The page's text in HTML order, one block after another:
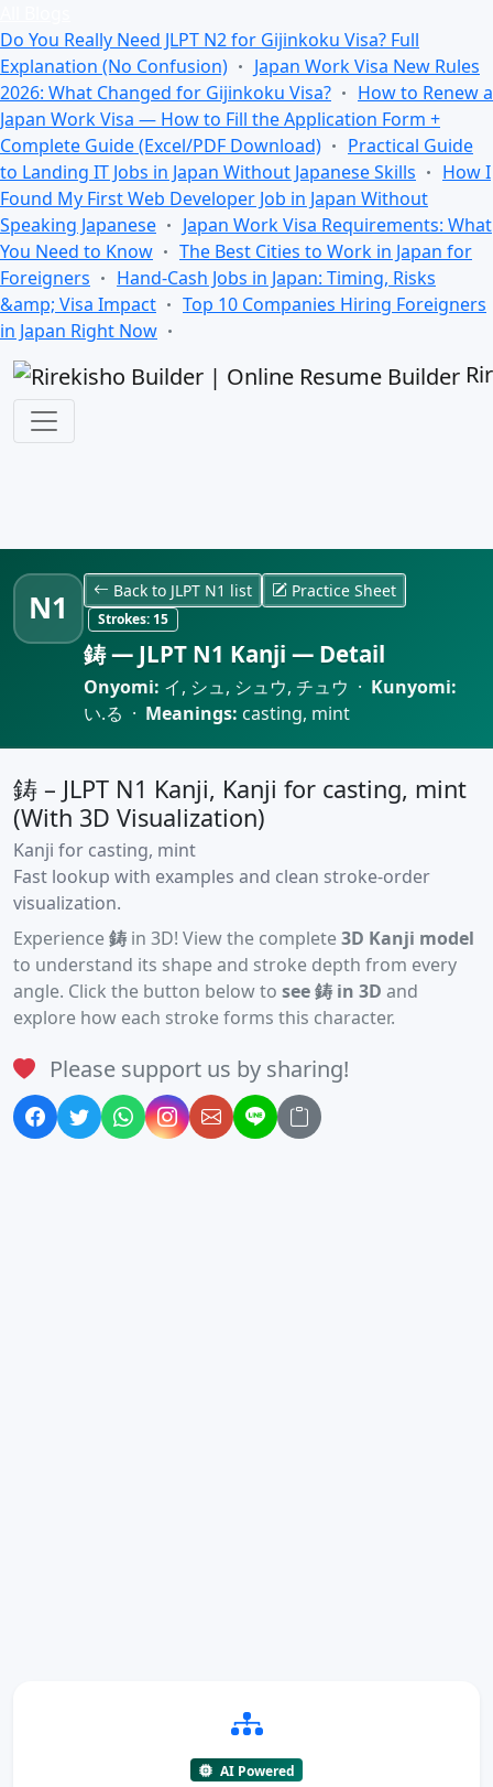
Do You Really Need JLPT N2 for Gijinkoku Visa? Full
Explanation (No Confusion)
Japan Work Visa New Rules
2026: What Changed for Gijinkoku Visa?
How to Renew a
Japan Work Visa — How to Fill the Application Form +
Complete Guide (Excel/PDF Download)
Practical Guide
to Landing IT Jobs in Japan Without Japanese Skills
How I
Found My First Web Developer Job in Japan Without
Speaking Japanese
Japan Work Visa Requirements: What
You Need to Know
The Best Cities to Work in Japan for
Foreigners
Hand-Cash Jobs in Japan: Timing, Risks
&amp; Visa Impact
Top 10 Companies Hiring Foreigners
in Japan Right Now
N1 Back to JLPT N1 list Practice Sheet
Strokes:15
鋳 — JLPT N1 Kanji — Detail
Onyomi: イ, シュ, シュウ, チュウ · Kunyomi:
い.る · Meanings: casting, mint
鋳 – JLPT N1 Kanji, Kanji for casting, mint
(With 3D Visualization)
Kanji for casting, mint
Fast lookup with examples and clean stroke-order
visualization.
Experience鋳 in 3D! View the complete3D Kanji model
to understand its shape and stroke depth from every
angle. Click the button below to see 鋳 in 3D and
explore how each stroke forms this character.
Please support us by sharing!
AI Powered